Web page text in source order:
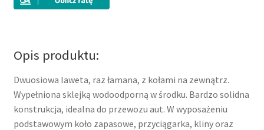
raz
sklejka
w
środku,
DMC
1400-
2700kg
Opis produktu:
Dwuosiowa laweta, raz łamana, z kołami na zewnątrz.
Wypełniona sklejką wodoodporną w środku. Bardzo solidna
konstrukcja, idealna do przewozu aut. W wyposażeniu
podstawowym koło zapasowe, przyciągarka, kliny oraz